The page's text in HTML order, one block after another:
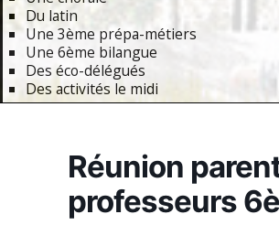
Du latin
Une 3ème prépa-métiers
Une 6ème bilangue
Des éco-délégués
Des activités le midi
Réunion
professeurs